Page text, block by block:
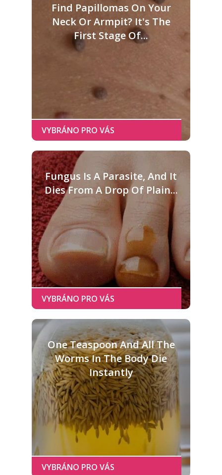
Find Papillomas On Your
Neck Or Armpit? It's The
First Stage Of...
Fungus Is A Parasite, And It
Dies From A Drop Of Plain...
One Teaspoon And All The
Worms In The Body Die
Instantly